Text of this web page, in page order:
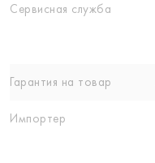
Сервисная служба
Гарантия на товар
Импортер